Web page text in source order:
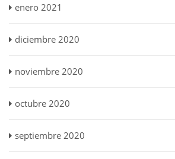
enero 2021
diciembre 2020
noviembre 2020
octubre 2020
septiembre 2020